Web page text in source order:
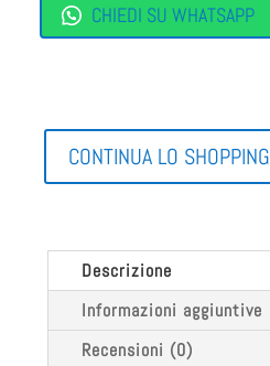
CHIEDI SU WHATSAPP
CONTINUA LO SHOPPING
Descrizione
Informazioni aggiuntive
Recensioni (0)